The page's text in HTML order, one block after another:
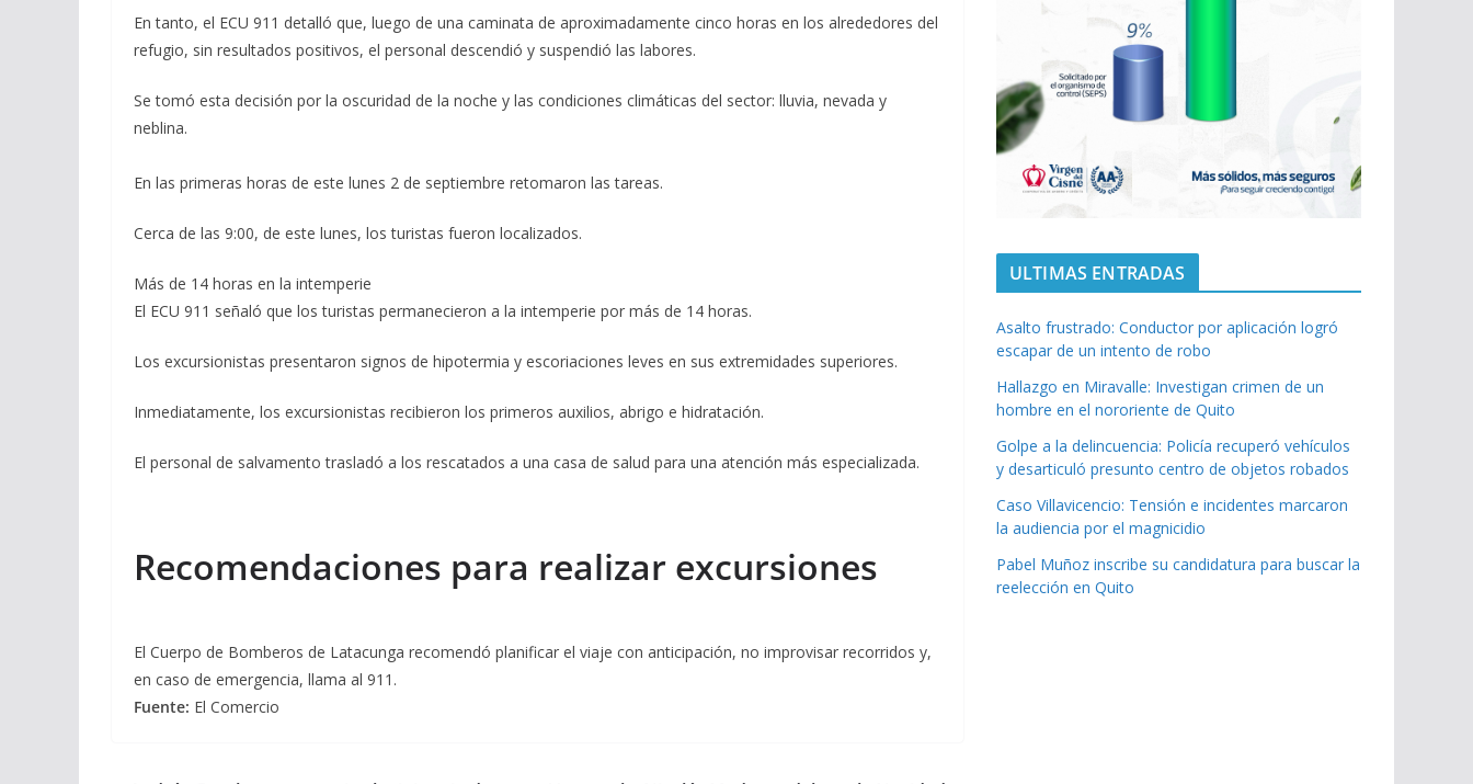
En tanto, el ECU 911 detalló que, luego de una caminata de aproximadamente cinco horas en los alrededores del
refugio, sin resultados positivos, el personal descendió y suspendió las labores.
Se tomó esta decisión por la oscuridad de la noche y las condiciones climáticas del sector: lluvia, nevada y
neblina.
En las primeras horas de este lunes 2 de septiembre retomaron las tareas.
Cerca de las 9:00, de este lunes, los turistas fueron localizados.
Más de 14 horas en la intemperie
El ECU 911 señaló que los turistas permanecieron a la intemperie por más de 14 horas.
Los excursionistas presentaron signos de hipotermia y escoriaciones leves en sus extremidades superiores.
Inmediatamente, los excursionistas recibieron los primeros auxilios, abrigo e hidratación.
El personal de salvamento trasladó a los rescatados a una casa de salud para una atención más especializada.
Recomendaciones para realizar excursiones
El Cuerpo de Bomberos de Latacunga recomendó planificar el viaje con anticipación, no improvisar recorridos y,
en caso de emergencia, llama al 911.
Fuente: El Comercio
ULTIMAS ENTRADAS
Asalto frustrado: Conductor por aplicación logró
escapar de un intento de robo
Hallazgo en Miravalle: Investigan crimen de un
hombre en el nororiente de Quito
Golpe a la delincuencia: Policía recuperó vehículos
y desarticuló presunto centro de objetos robados
Caso Villavicencio: Tensión e incidentes marcaron
la audiencia por el magnicidio
Pabel Muñoz inscribe su candidatura para buscar la
reelección en Quito